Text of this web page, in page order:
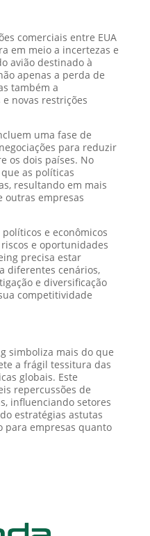
comerciais entre EUA
em meio a incertezas e
avião destinado à
apenas a perda de
também a
novas restrições
uma fase de
para reduzir
os dois países. No
as políticas
resultando em mais
outras empresas
e econômicos
e oportunidades
precisa estar
diferentes cenários,
e diversificação
competitividade
simboliza mais do que
a frágil tessitura das
globais. Este
repercussões de
influenciando setores
estratégias astutas
para empresas quanto